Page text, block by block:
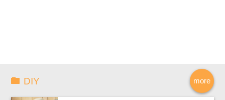
more
DIY